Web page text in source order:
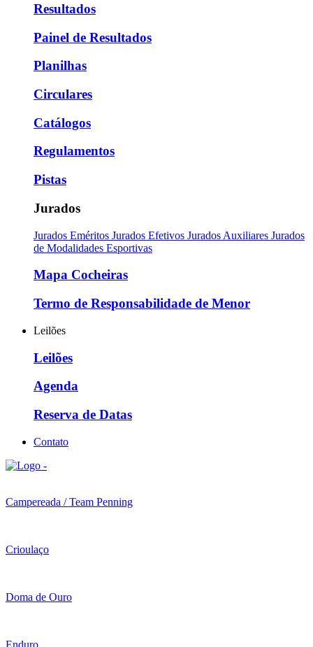
Resultados
Painel de Resultados
Planilhas
Circulares
Catálogos
Regulamentos
Pistas
Jurados
Jurados Eméritos Jurados Efetivos Jurados Auxiliares Jurados
de Modalidades Esportivas
Mapa Cocheiras
Termo de Responsabilidade de Menor
Leilões
Leilões
Agenda
Reserva de Datas
Contato
Campereada / Team Penning
Crioulaço
Doma de Ouro
Enduro